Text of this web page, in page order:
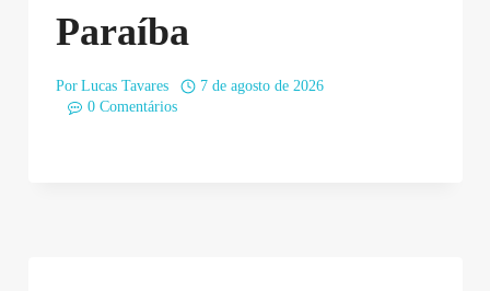
Paraíba
Por Lucas Tavares
7 de agosto de 2026
0 Comentários